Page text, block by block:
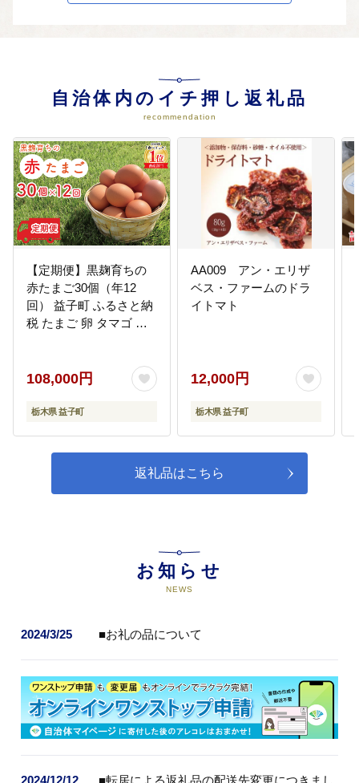
の健全育成及び健康増進に関する
事業
健診時の絵本配布や、療育指導教
材を使用した言葉の教室、18歳ま
での児童を養育している家庭への
子育て応援手当や、両親学級・思
春期教室などの事業に活用させて
いただきます。
自治体内のイチ押し返礼品
recommendation
【定期便】黒麹育ちの
赤たまご30個（年12
回） 益子町 ふるさと納
税 たまご 卵 タマゴ 赤
108,000円
栃木県 益子町
AA009 アン・エリザ
ベス・ファームのドラ
イトマト
12,000円
栃木県 益子町
返礼品はこちら
お知らせ
NEWS
2024/3/25 ■お礼の品について
2024/12/12 ■転居による返礼品の配送先変更につきまし